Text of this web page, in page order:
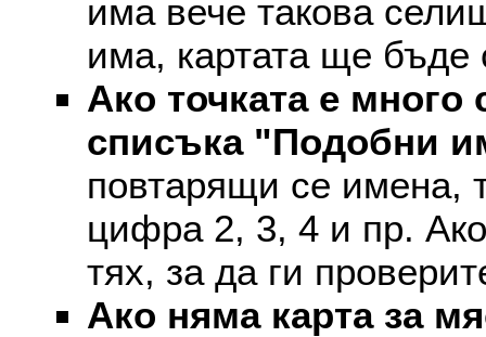
има вече такова
има, картата ще бъде
Ако точката е много
списъка "Подобни
повтарящи се имена,
цифра 2, 3, 4 и пр.
тях, за да ги
Ако няма карта за